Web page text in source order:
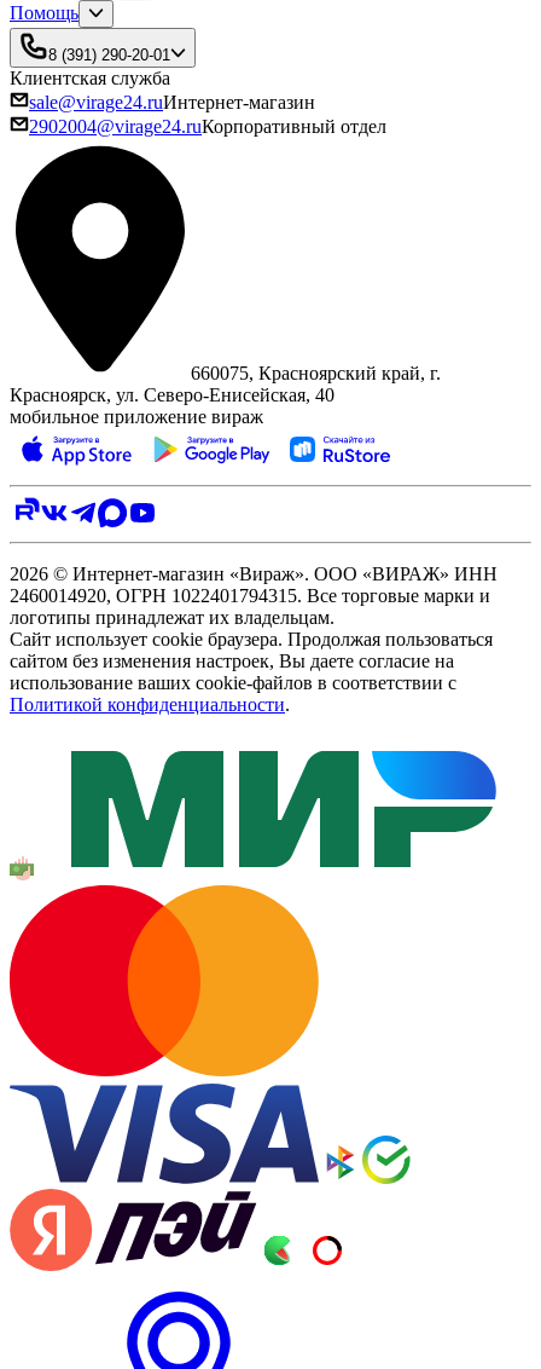
Помощь
8 (391) 290-20-01
Клиентская служба
sale@virage24.ruИнтернет-магазин
2902004@virage24.ruКорпоративный отдел
660075, Красноярский край, г.
Красноярск, ул. Северо‑Енисейская, 40
мобильное приложение вираж
2026 © Интернет-магазин «Вираж». ООО «ВИРАЖ» ИНН
2460014920, ОГРН 1022401794315. Все торговые марки и
логотипы принадлежат их владельцам.
Сайт использует cookie браузера. Продолжая пользоваться
сайтом без изменения настроек, Вы даете согласие на
использование ваших cookie-файлов в соответствии с
Политикой конфиденциальности.